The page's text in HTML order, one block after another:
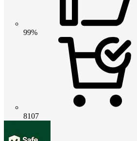
99%
8107